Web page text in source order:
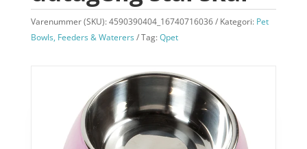
Varenummer (SKU):4590390404_16740716036 Kategori: Pet
Bowls, Feeders & Waterers
Tag:Qpet